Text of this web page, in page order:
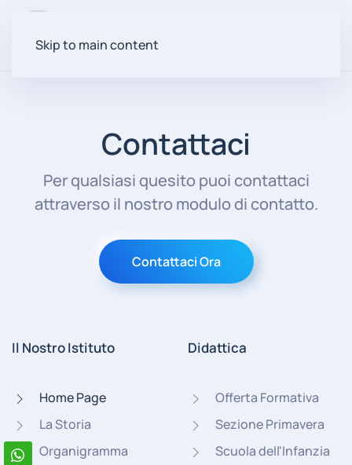
Skip to main content
Contattaci
Per qualsiasi quesito puoi contattaci
attraverso il nostro modulo di contatto.
Contattaci Ora
Il Nostro Istituto
Home Page
La Storia
Organigramma
Didattica
Offerta Formativa
Sezione Primavera
Scuola dell'Infanzia